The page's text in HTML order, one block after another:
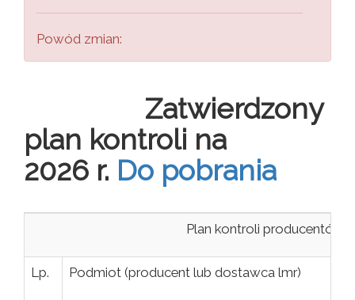
Powód zmian:
Zatwierdzony
plan kontroli na
2026 r. Do pobrania
Plan kontroli producentów i dostawców
Lp. Podmiot (producent lub dostawca lmr)